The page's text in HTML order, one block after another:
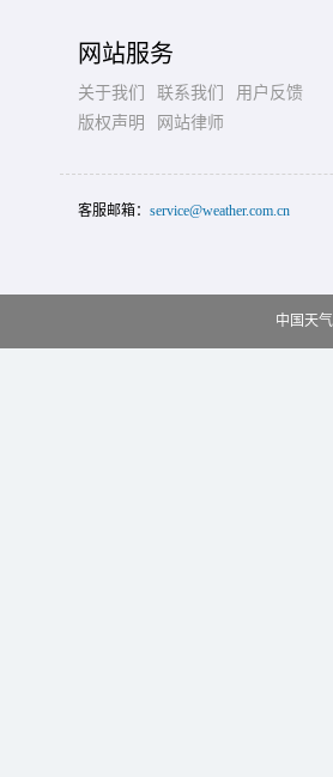
网站服务
关于我们 联系我们
用户反馈
版权声明
网站律师
客服邮箱： service@weather.com.cn
中国天